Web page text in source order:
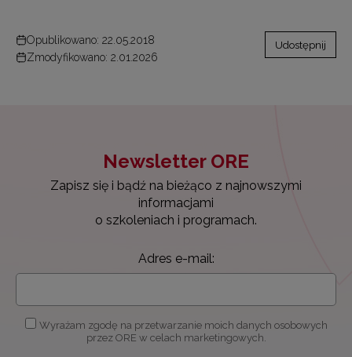
Opublikowano: 22.05.2018
Zmodyfikowano: 2.01.2026
Udostępnij
Newsletter ORE
Zapisz się i bądź na bieżąco z najnowszymi
informacjami
o szkoleniach i programach.
Adres e-mail:
Wyrażam zgodę na przetwarzanie moich danych osobowych
przez ORE w celach marketingowych.